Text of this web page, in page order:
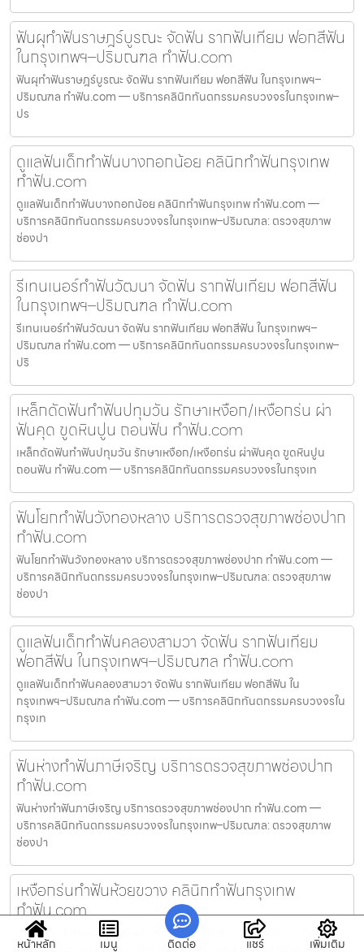
ฟันผุทำฟันราษฎร์บูรณะ จัดฟัน รากฟันเทียม ฟอกสีฟัน
ในกรุงเทพฯ–ปริมณฑล ทำฟัน.com
ฟันผุทำฟันราษฎร์บูรณะ จัดฟัน รากฟันเทียม ฟอกสีฟัน ในกรุงเทพฯ–
ปริมณฑล ทำฟัน.com — บริการคลินิกทันตกรรมครบวงจรในกรุงเทพ–
ปร
ดูแลฟันเด็กทำฟันบางกอกน้อย คลินิกทำฟันกรุงเทพ
ทำฟัน.com
ดูแลฟันเด็กทำฟันบางกอกน้อย คลินิกทำฟันกรุงเทพ ทำฟัน.com —
บริการคลินิกทันตกรรมครบวงจรในกรุงเทพ–ปริมณฑล: ตรวจสุขภาพ
ช่องปา
รีเทนเนอร์ทำฟันวัฒนา จัดฟัน รากฟันเทียม ฟอกสีฟัน
ในกรุงเทพฯ–ปริมณฑล ทำฟัน.com
รีเทนเนอร์ทำฟันวัฒนา จัดฟัน รากฟันเทียม ฟอกสีฟัน ในกรุงเทพฯ–
ปริมณฑล ทำฟัน.com — บริการคลินิกทันตกรรมครบวงจรในกรุงเทพ–
ปริ
เหล็กดัดฟันทำฟันปทุมวัน รักษาเหงือก/เหงือกร่น ผ่า
ฟันคุด ขูดหินปูน ถอนฟัน ทำฟัน.com
เหล็กดัดฟันทำฟันปทุมวัน รักษาเหงือก/เหงือกร่น ผ่าฟันคุด ขูดหินปูน
ถอนฟัน ทำฟัน.com — บริการคลินิกทันตกรรมครบวงจรในกรุงเท
ฟันโยกทำฟันวังทองหลาง บริการตรวจสุขภาพช่องปาก
ทำฟัน.com
ฟันโยกทำฟันวังทองหลาง บริการตรวจสุขภาพช่องปาก ทำฟัน.com —
บริการคลินิกทันตกรรมครบวงจรในกรุงเทพ–ปริมณฑล: ตรวจสุขภาพ
ช่องปา
ดูแลฟันเด็กทำฟันคลองสามวา จัดฟัน รากฟันเทียม
ฟอกสีฟัน ในกรุงเทพฯ–ปริมณฑล ทำฟัน.com
ดูแลฟันเด็กทำฟันคลองสามวา จัดฟัน รากฟันเทียม ฟอกสีฟัน ใน
กรุงเทพฯ–ปริมณฑล ทำฟัน.com — บริการคลินิกทันตกรรมครบวงจรใน
กรุงเท
ฟันห่างทำฟันภาษีเจริญ บริการตรวจสุขภาพช่องปาก
ทำฟัน.com
ฟันห่างทำฟันภาษีเจริญ บริการตรวจสุขภาพช่องปาก ทำฟัน.com —
บริการคลินิกทันตกรรมครบวงจรในกรุงเทพ–ปริมณฑล: ตรวจสุขภาพ
ช่องปา
เหงือกร่นทำฟันห้วยขวาง คลินิกทำฟันกรุงเทพ
ทำฟัน.com
เหงือกร่นทำฟันห้วยขวาง คลินิกทำฟันกรุงเทพ ทำฟัน.com — บริการ
หน้าหลัก เมนู ติดต่อ แชร์ เพิ่มเติม